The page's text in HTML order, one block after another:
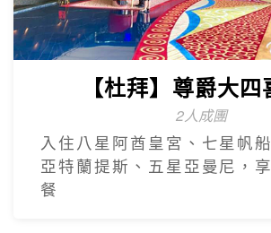
【杜拜】尊爵大四
2人成團
入住八星阿酋皇宮、七星帆
亞特蘭提斯、五星亞曼尼，
餐